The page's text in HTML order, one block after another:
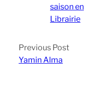
saison en
Librairie
Previous Post
Yamin Alma